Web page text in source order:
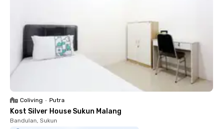
Coliving • Putra
Kost Silver House Sukun Malang
Bandulan, Sukun